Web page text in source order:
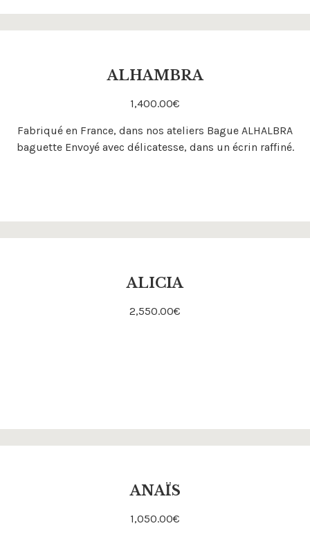
ALHAMBRA
1,400.00€
Fabriqué en France, dans nos ateliers Bague ALHALBRA
baguette Envoyé avec délicatesse, dans un écrin raffiné.
ALICIA
2,550.00€
ANAÏS
1,050.00€